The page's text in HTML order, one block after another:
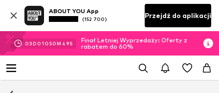
ABOUT YOU App
(152 700) Przejdź do aplikacji
03D 01 G50M 49S
Finał Letniej Wyprzedaży: Oferty z
rabatem do 60%